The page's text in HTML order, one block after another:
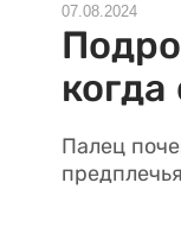
07.08.2024
Палец